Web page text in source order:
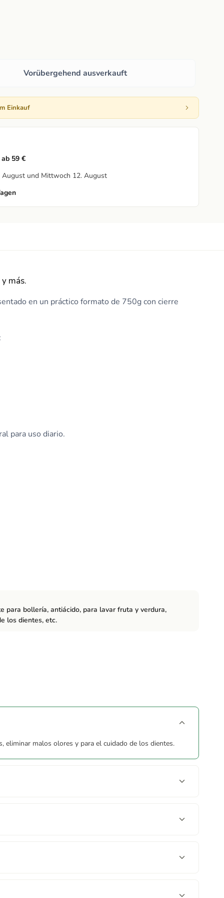
Vorübergehend ausverkauft
Einkauf
59 €
August und Mittwoch 12. August
más.
en un práctico formato de 750g con cierre
para uso diario.
para bollería, antiácido, para lavar fruta y verdura,
los dientes, etc.
eliminar malos olores y para el cuidado de los dientes.